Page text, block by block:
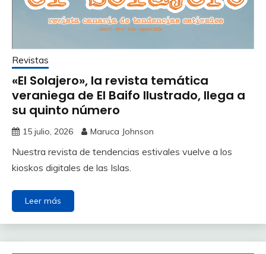
Revistas
«El Solajero», la revista temática
veraniega de El Baifo Ilustrado, llega a
su quinto número
15 julio, 2026 Maruca Johnson
Nuestra revista de tendencias estivales vuelve a los
kioskos digitales de las Islas.
Leer más